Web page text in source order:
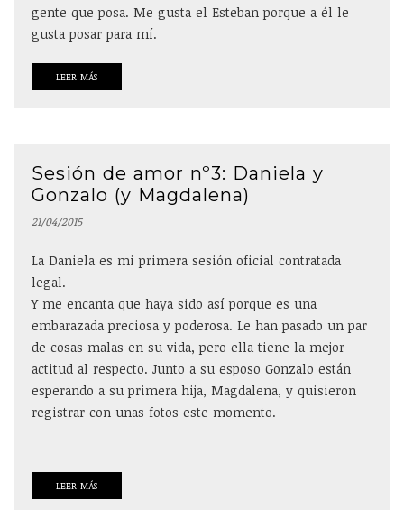
gente que posa. Me gusta el Esteban porque a él le
gusta posar para mí.
LEER MÁS
Sesión de amor nº3: Daniela y
Gonzalo (y Magdalena)
21/04/2015
La Daniela es mi primera sesión oficial contratada
legal.
Y me encanta que haya sido así porque es una
embarazada preciosa y poderosa. Le han pasado un par
de cosas malas en su vida, pero ella tiene la mejor
actitud al respecto. Junto a su esposo Gonzalo están
esperando a su primera hija, Magdalena, y quisieron
registrar con unas fotos este momento.
LEER MÁS